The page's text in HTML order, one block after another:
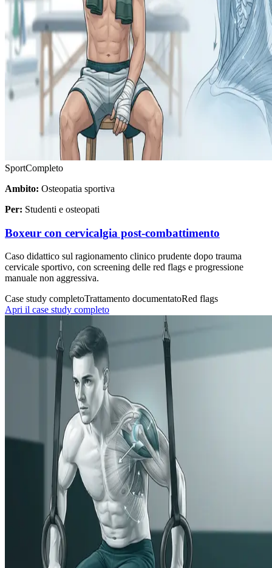
SportCompleto
Ambito: Osteopatia sportiva
Per: Studenti e osteopati
Boxeur con cervicalgia post-combattimento
Caso didattico sul ragionamento clinico prudente dopo trauma
cervicale sportivo, con screening delle red flags e progressione
manuale non aggressiva.
Case study completoTrattamento documentatoRed flags
Apri il case study completo